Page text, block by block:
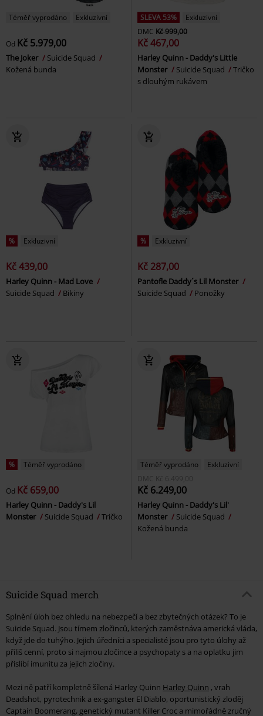
Téměř vyprodáno Exkluzivní
Od Kč 5.979,00
The Joker
Suicide Squad
Kožená bunda
SLEVA 53%
Exkluzivní
DMC Kč 999,00
Kč 467,00
Harley Quinn - Daddy's Little
Monster
Suicide Squad
Tričko
s dlouhým rukávem
% Exkluzivní
Kč 439,00
Harley Quinn - Mad Love
Suicide Squad
Bikiny
% Exkluzivní
Kč 287,00
Pantofle Daddy´s Lil Monster
Suicide Squad
Ponožky
% Téměř vyprodáno
Od Kč 659,00
Harley Quinn - Daddy's Lil
Monster
Suicide Squad Tričko
Téměř vyprodáno
Exkluzivní
DMC
Kč 6.499,00
Kč 6.249,00
Harley Quinn - Daddy's Lil'
Monster
Suicide Squad
Kožená bunda
Suicide Squad merch
Splnění úloh bez ohledu na nebezpečí a bez zbytečných otázek? To je
Suicide Squad. Jsou tímem zločinců, kterých zaměstnáva americká vláda,
když jde do tuhýho. Jejich úředníci a specialisté jsou pro tyto úlohy až
příliš cenní, proto si najmou zločince a psychopaty s a na oplatku jim
přislíbí imunitu za jejich zločiny.
Mezi ně patří kompletně šílená Harley Quinn Harley Quinn , vrah
Deadshot, pyrotechnik a ex-gangster El Diablo, oportunistický zloděj
Captain Boomerang, genetický mutant Killer Croc a mimořádně zručný